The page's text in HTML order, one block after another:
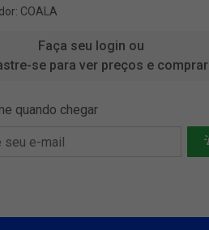
COALA
Faça seu login ou
se para ver preços e comprar
quando chegar